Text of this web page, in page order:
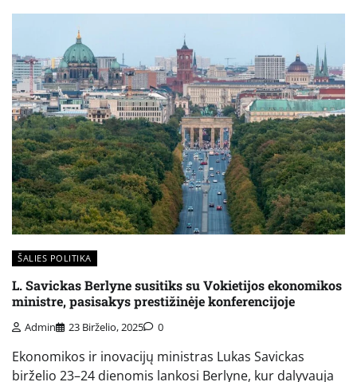
ŠALIES POLITIKA
L. Savickas Berlyne susitiks su Vokietijos ekonomikos
ministre, pasisakys prestižinėje konferencijoje
Admin 23 Birželio, 2025 0
Ekonomikos ir inovacijų ministras Lukas Savickas
birželio 23–24 dienomis lankosi Berlyne, kur dalyvauja